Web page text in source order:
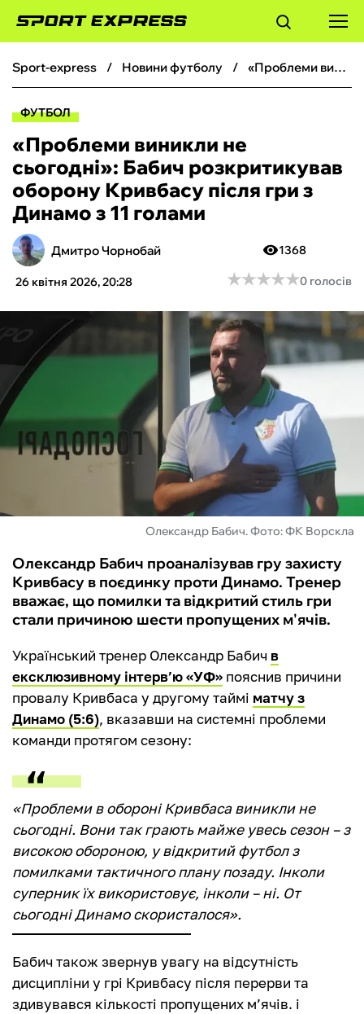
ФУТБОЛ
БОКС
ХОКЕЙ
ТЕНІС
КІБЕРСПОРТ
ЧС-2026
ФУТЗАЛ
ІНШІ
sport-express новини футболу «Проблеми виникли не сьогодні»: Бабич розкритикував оборону Кривбасу після гри з Динамо з 11 голами
ФУТБОЛ
«Проблеми виникли не
сьогодні»: Бабич розкритикував
оборону Кривбасу після гри з
Динамо з 11 голами
Дмитро Чорнобай
26 квітня 2026, 20:28
1368
★★★★★
★★★★★0 голосів
Олександр Бабич. Фото: ФК Ворскла
Олександр Бабич проаналізував гру захисту
Кривбасу в поєдинку проти Динамо. Тренер
вважає, що помилки та відкритий стиль гри
стали причиною шести пропущених м'ячів.
Український тренер Олександр Бабич в
ексклюзивному інтерв’ю «УФ» пояснив причини
провалу Кривбаса у другому таймі матчу з
Динамо (5:6), вказавши на системні проблеми
команди протягом сезону:
«Проблеми в обороні Кривбаса виникли не
сьогодні. Вони так грають майже увесь сезон – з
високою обороною, у відкритий футбол з
помилками тактичного плану позаду. Інколи
суперник їх використовує, інколи – ні. От
сьогодні Динамо скористалося».
Бабич також звернув увагу на відсутність
дисципліни у грі Кривбасу після перерви та
здивувався кількості пропущених м’ячів. і